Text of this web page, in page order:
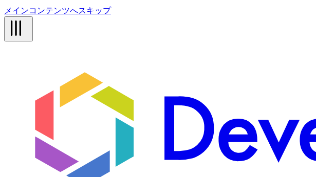
メインコンテンツへスキップ